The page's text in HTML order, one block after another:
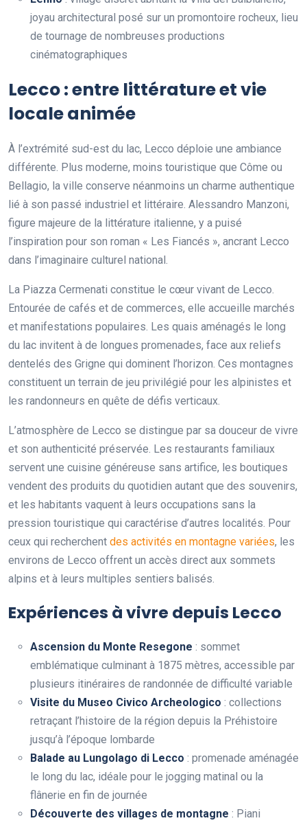
joyau architectural posé sur un promontoire rocheux, lieu
de tournage de nombreuses productions
cinématographiques
Lecco : entre littérature et vie
locale animée
À l’extrémité sud-est du lac, Lecco déploie une ambiance
différente. Plus moderne, moins touristique que Côme ou
Bellagio, la ville conserve néanmoins un charme authentique
lié à son passé industriel et littéraire. Alessandro Manzoni,
figure majeure de la littérature italienne, y a puisé
l’inspiration pour son roman « Les Fiancés », ancrant Lecco
dans l’imaginaire culturel national.
La Piazza Cermenati constitue le cœur vivant de Lecco.
Entourée de cafés et de commerces, elle accueille marchés
et manifestations populaires. Les quais aménagés le long
du lac invitent à de longues promenades, face aux reliefs
dentelés des Grigne qui dominent l’horizon. Ces montagnes
constituent un terrain de jeu privilégié pour les alpinistes et
les randonneurs en quête de défis verticaux.
L’atmosphère de Lecco se distingue par sa douceur de vivre
et son authenticité préservée. Les restaurants familiaux
servent une cuisine généreuse sans artifice, les boutiques
vendent des produits du quotidien autant que des souvenirs,
et les habitants vaquent à leurs occupations sans la
pression touristique qui caractérise d’autres localités. Pour
ceux qui recherchent des activités en montagne variées, les
environs de Lecco offrent un accès direct aux sommets
alpins et à leurs multiples sentiers balisés.
Expériences à vivre depuis Lecco
Ascension du Monte Resegone : sommet
emblématique culminant à 1875 mètres, accessible par
plusieurs itinéraires de randonnée de difficulté variable
Visite du Museo Civico Archeologico : collections
retraçant l’histoire de la région depuis la Préhistoire
jusqu’à l’époque lombarde
Balade au Lungolago di Lecco : promenade aménagée
le long du lac, idéale pour le jogging matinal ou la
flânerie en fin de journée
Découverte des villages de montagne : Piani